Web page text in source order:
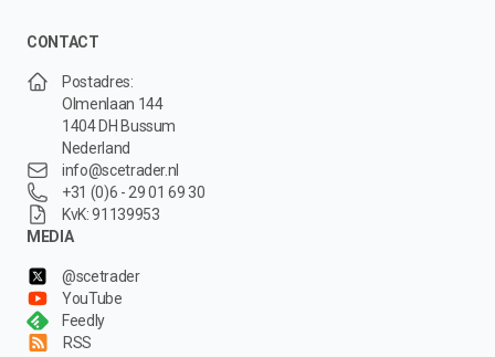
CONTACT
Postadres:
Olmenlaan 144
1404 DH Bussum
Nederland
info@scetrader.nl
+31 (0)6 - 29 01 69 30
KvK: 91139953
MEDIA
@scetrader
YouTube
Feedly
RSS